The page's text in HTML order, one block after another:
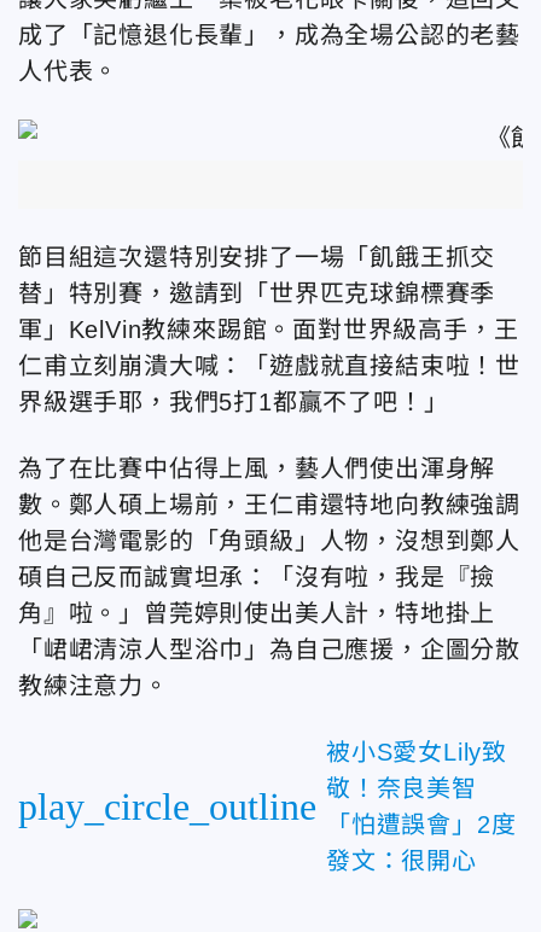
成了「記憶退化長輩」，成為全場公認的老藝
人代表。
節目組這次還特別安排了一場「飢餓王抓交
替」特別賽，邀請到「世界匹克球錦標賽季
軍」KelVin教練來踢館。面對世界級高手，王
仁甫立刻崩潰大喊：「遊戲就直接結束啦！世
界級選手耶，我們5打1都贏不了吧！」
為了在比賽中佔得上風，藝人們使出渾身解
數。鄭人碩上場前，王仁甫還特地向教練強調
他是台灣電影的「角頭級」人物，沒想到鄭人
碩自己反而誠實坦承：「沒有啦，我是『撿
角』啦。」曾莞婷則使出美人計，特地掛上
「峮峮清涼人型浴巾」為自己應援，企圖分散
教練注意力。
play_circle_outline
被小S愛女Lily致
敬！奈良美智
「怕遭誤會」2度
發文：很開心